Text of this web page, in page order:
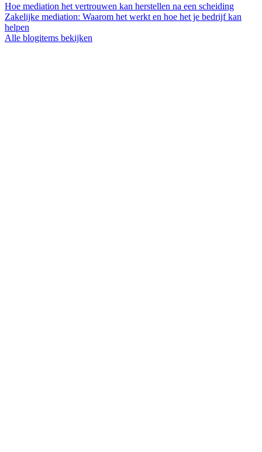
Hoe mediation het vertrouwen kan herstellen na een scheiding
Zakelijke mediation: Waarom het werkt en hoe het je bedrijf kan
helpen
Alle blogitems bekijken